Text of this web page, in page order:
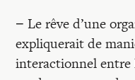
− Le rêve d’une
expliquerait de
interactionnel entre